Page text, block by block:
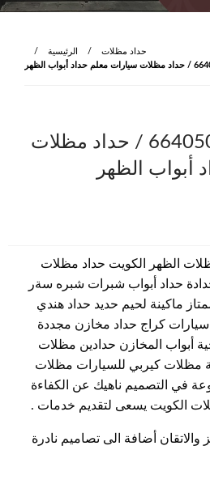
الرئيسية
حداد مظلات
حداد الظهر / 66405051 / حداد مظلات
أبواب الظهر
الظهر الكويت حداد مظلات
حداد أبواب شبرات شبره سةر
ماكينة لحيم حديد حداد هندي
كراج حداد مخازن مجددة
أبواب المخازن حدادين مظلات
مظلات كيربي للسيارات مظلات
في التصميم ناهيك عن الكفاءة
الكويت يسعى لتقديم خدمات .
والاتقان أضافة الى تصاميم نادرة